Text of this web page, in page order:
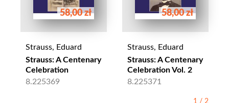
58,00 zł
Strauss, Eduard
Strauss: A Centenary
Celebration
8.225369
58,00 zł
Strauss, Eduard
Strauss: A Centenary
Celebration Vol. 2
8.225371
1 / 2